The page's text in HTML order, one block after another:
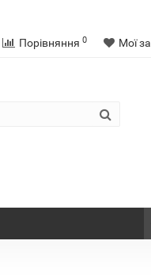
Порівняння 0 Мої